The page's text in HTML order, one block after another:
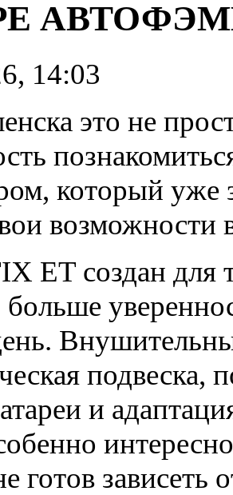
14:03
это не
который уже
возможности
ET создан для
больше
и
готов зависеть